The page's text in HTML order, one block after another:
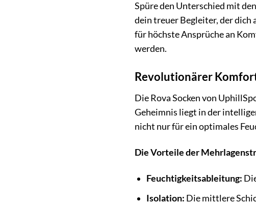
Spüre den Unterschied mit den
dein treuer Begleiter, der
für höchste Ansprüche an
werden.
Revolutionärer
Die Rova Socken von
Geheimnis liegt in der
nicht nur für ein optimales
Die Vorteile der
Feuchtigkeitsableitung:
Isolation: Die mittlere